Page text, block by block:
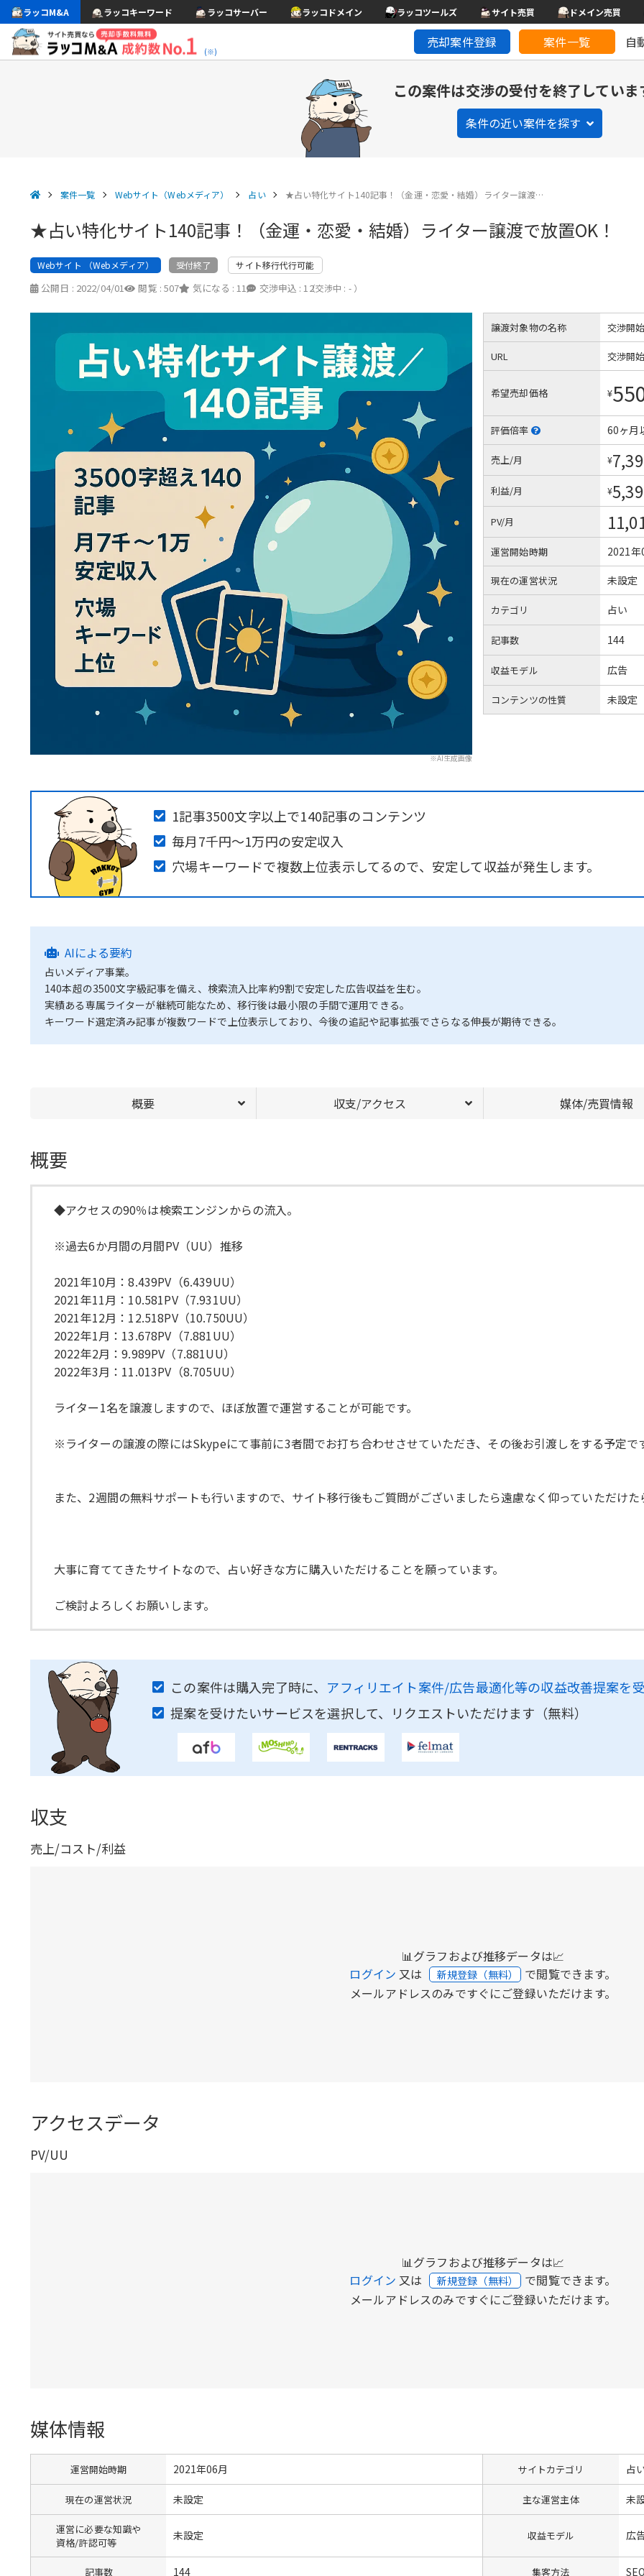
ラッコM&A ラッコキーワード ラッコサーバー ラッコドメイン ラッコツールズ サイト売買 ドメイン売買
(※)
売却案件登録 案件一覧 自
この案件は交渉の受付を終了していま
条件の近い案件を探す
案件一覧 Webサイト（Webメディア） 占い ★占い特化サイト140記事！（金運・恋愛・結婚）ライター譲渡…
★占い特化サイト140記事！（金運・恋愛・結婚）ライター譲渡で放置OK！
Webサイト （Webメディア） 受付終了 サイト移行代行可能
公開日 : 2022/04/01 閲覧 :507 気になる : 11 交渉申込 : 12（交渉中 : - ）
※AI生成画像
譲渡対象物の名称 交渉開
URL 交渉開
希望売却価格 ¥
評価倍率 60ヶ月
売上/月 ¥
利益/月 ¥
PV/月
運営開始時期 2021年
現在の運営状況 未設定
カテゴリ 占い
記事数 144
収益モデル 広告
コンテンツの性質 未設定
1記事3500文字以上で140記事のコンテンツ
毎月7千円～1万円の安定収入
穴場キーワードで複数上位表示してるので、安定して収益が発生します。
AIによる要約
占いメディア事業。
140本超の3500文字級記事を備え、検索流入比率約9割で安定した広告収益を生む。
実績ある専属ライターが継続可能なため、移行後は最小限の手間で運用できる。
キーワード選定済み記事が複数ワードで上位表示しており、今後の追記や記事拡張でさらなる伸長が期待できる。
概要 収支/アクセス 媒体/売買情報
概要
◆アクセスの90％は検索エンジンからの流入。
※過去6か月間の月間PV（UU）推移
2021年10月：8.439PV（6.439UU）
2021年11月：10.581PV（7.931UU）
2021年12月：12.518PV（10.750UU）
2022年1月：13.678PV（7.881UU）
2022年2月：9.989PV（7.881UU）
2022年3月：11.013PV（8.705UU）
ライター1名を譲渡しますので、ほぼ放置で運営することが可能です。
※ライターの譲渡の際にはSkypeにて事前に3者間でお打ち合わせさせていただき、その後お引渡しをする予定で
また、2週間の無料サポートも行いますので、サイト移行後もご質問がございましたら遠慮なく仰っていただけた
大事に育ててきたサイトなので、占い好きな方に購入いただけることを願っています。
ご検討よろしくお願いします。
この案件は購入完了時に、 アフィリエイト案件/広告最適化等の収益改善提案を
提案を受けたいサービスを選択して、リクエストいただけます（無料）
収支
売上/コスト/利益
📊グラフおよび推移データは📈
ログイン 又は 新規登録（無料） で閲覧できます。
メールアドレスのみですぐにご登録いただけます。
アクセスデータ
PV/UU
📊グラフおよび推移データは📈
ログイン 又は 新規登録（無料） で閲覧できます。
メールアドレスのみですぐにご登録いただけます。
媒体情報
運営開始時期 2021年06月 サイトカテゴリ 占
現在の運営状況 未設定 主な運営主体 未
運営に必要な知識や
資格/許認可等
未設定 収益モデル 広
記事数 144 集客方法 SEO